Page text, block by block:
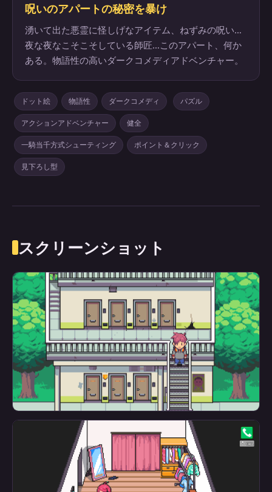
呪いのアパートの秘密を暴け
湧いて出た悪霊に怪しげなアイテム、ねずみの呪い…
夜な夜なこそこそしている師匠…このアパート、何か
ある。物語性の高いダークコメディアドベンチャー。
ドット絵 物語性 ダークコメディ パズル
アクションアドベンチャー 健全
一騎当千方式シューティング ポイント＆クリック
見下ろし型
スクリーンショット